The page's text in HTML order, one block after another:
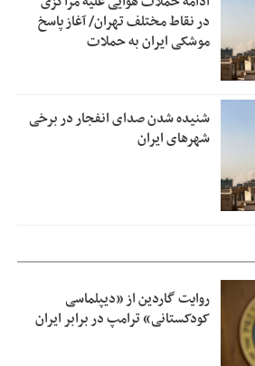
در نقاط مختلف تهران/ آغاز پاسخ
موشکی ایران به حملات
شنیده شدن صدای انفجار در برخی
شهرهای ایران
روایت گاردین از «دیپلماسی
کودکستانی» ترامپ در برابر ایران